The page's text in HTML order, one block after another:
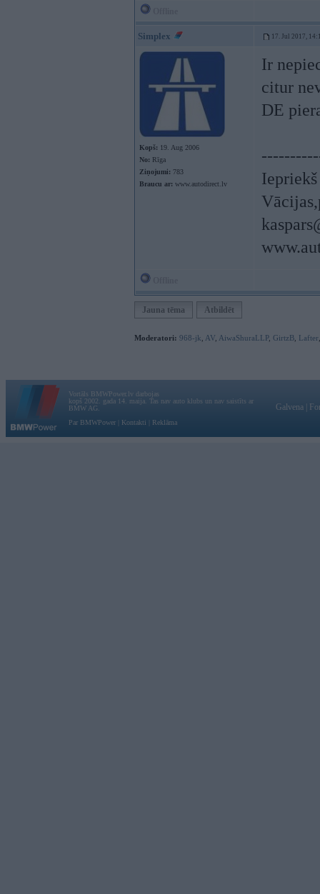
Simplex 17. Jul 2017,
Kopš: 19. Aug 2006
No: Rīga
Ziņojumi: 783
Braucu ar: www.autodirect.lv
Ir
citur
DE
Jauna tēma Atbildēt
Moderatori: 968-jk AV AiwaShuraLLP, GirtzB Lafter
Vortāls BMWPower.lv darbojas
kopš 2002. gada 14. maija. Tas nav auto klubs un nav saistīts ar
BMW AG.
Par BMWPower
Kontakti Reklāma
Galvena